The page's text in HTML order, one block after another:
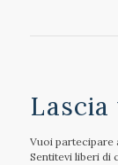
Lascia
Vuoi partecipare
Sentitevi liberi di